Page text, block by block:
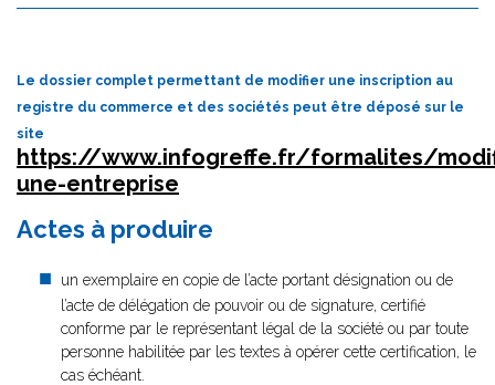
Le dossier complet permettant de modifier une inscription au
registre du commerce et des sociétés peut être déposé sur le
site
https://www.infogreffe.fr/formalites/
une-entreprise
Actes à produire
un exemplaire en copie de l’acte portant désignation ou de
l’acte de délégation de pouvoir ou de signature, certifié
conforme par le représentant légal de la société ou par toute
personne habilitée par les textes à opérer cette certification, le
cas échéant.